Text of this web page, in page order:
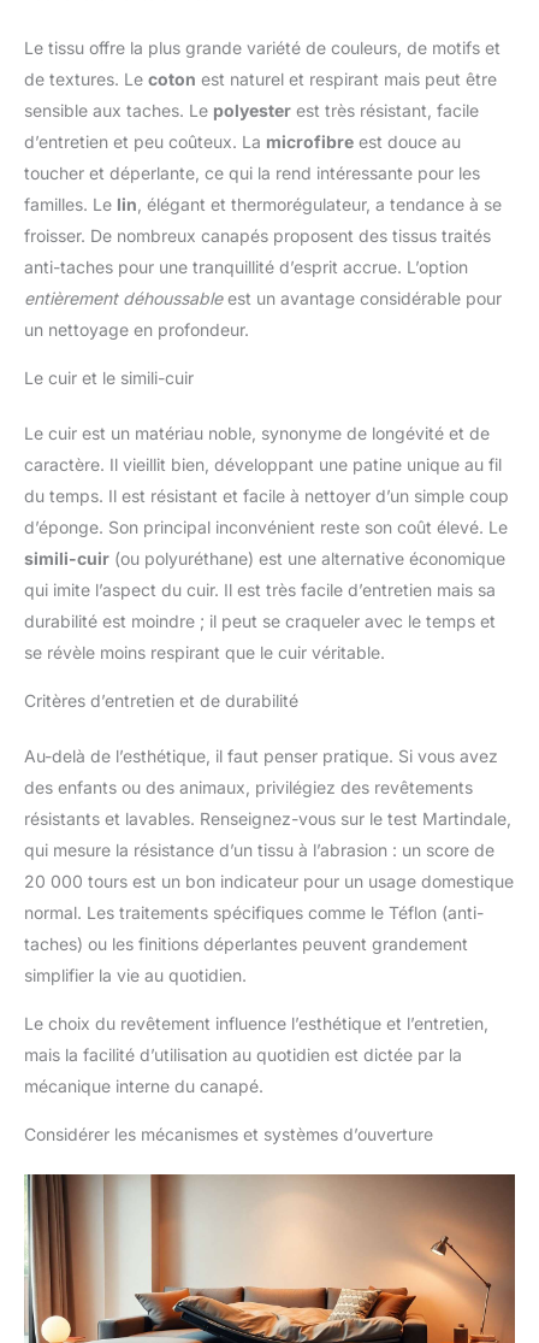
bénéficie de 120 nuits
d’essai et d’une garantie de
10 ans
Le tissu offre la plus grande variété de couleurs, de motifs et
de textures. Le coton est naturel et respirant mais peut être
sensible aux taches. Le polyester est très résistant, facile
d’entretien et peu coûteux. La microfibre est douce au
toucher et déperlante, ce qui la rend intéressante pour les
familles. Le lin , élégant et thermorégulateur, a tendance à se
froisser. De nombreux canapés proposent des tissus traités
anti-taches pour une tranquillité d’esprit accrue. L’option
entièrement déhoussableest un avantage considérable pour
un nettoyage en profondeur.
Le cuir et le simili-cuir
Le cuir est un matériau noble, synonyme de longévité et de
caractère. Il vieillit bien, développant une patine unique au fil
du temps. Il est résistant et facile à nettoyer d’un simple coup
d’éponge. Son principal inconvénient reste son coût élevé. Le
simili-cuir (ou polyuréthane) est une alternative économique
qui imite l’aspect du cuir. Il est très facile d’entretien mais sa
durabilité est moindre ; il peut se craqueler avec le temps et
se révèle moins respirant que le cuir véritable.
Critères d’entretien et de durabilité
Au-delà de l’esthétique, il faut penser pratique. Si vous avez
des enfants ou des animaux, privilégiez des revêtements
résistants et lavables. Renseignez-vous sur le test Martindale,
qui mesure la résistance d’un tissu à l’abrasion : un score de
20 000 tours est un bon indicateur pour un usage domestique
normal. Les traitements spécifiques comme le Téflon (anti-
taches) ou les finitions déperlantes peuvent grandement
simplifier la vie au quotidien.
Le choix du revêtement influence l’esthétique et l’entretien,
mais la facilité d’utilisation au quotidien est dictée par la
mécanique interne du canapé.
Considérer les mécanismes et systèmes d’ouverture